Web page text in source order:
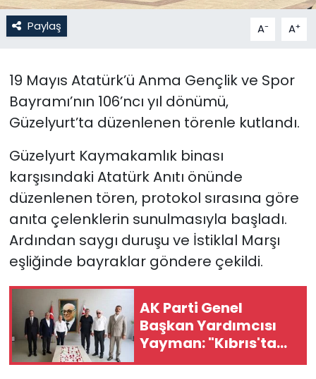
Paylaş A- A+
19 Mayıs Atatürk’ü Anma Gençlik ve Spor
Bayramı’nın 106’ncı yıl dönümü,
Güzelyurt’ta düzenlenen törenle kutlandı.
Güzelyurt Kaymakamlık binası
karşısındaki Atatürk Anıtı önünde
düzenlenen tören, protokol sırasına göre
anıta çelenklerin sunulmasıyla başladı.
Ardından saygı duruşu ve İstiklal Marşı
eşliğinde bayraklar göndere çekildi.
AK Parti Genel
Başkan Yardımcısı
Yayman: "Kıbrıs'ta
artık 2 devletli çözüm
Nöbetçi Eczaneler
Otomobil Dünyası
Politika
SAĞLIK
Spor
Teknoloji
TÜRKiYE
Video Galeri
YAŞAM
Yazarlar